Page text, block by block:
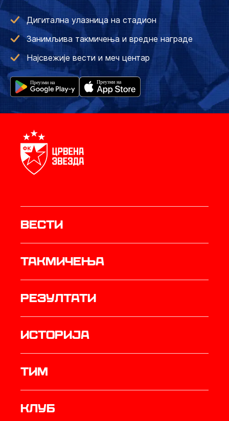
Дигитална улазница на стадион
Занимљива такмичења и вредне награде
Најсвежије вести и меч центар
Вести
Такмичења
резултати
историја
ТИМ
Клуб